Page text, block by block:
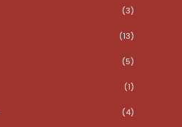
(3)
(13)
(5)
(1)
(4)